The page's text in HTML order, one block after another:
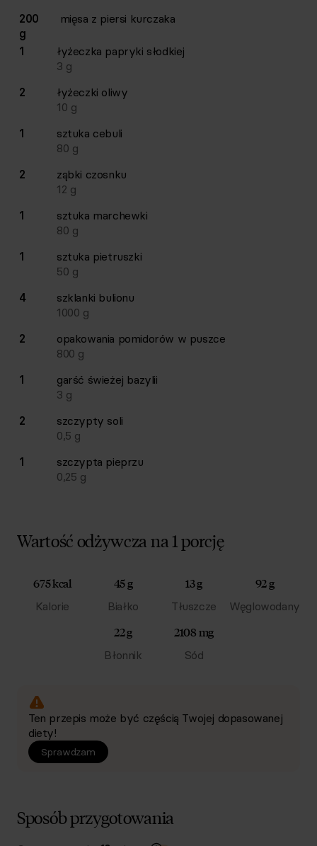
200
g
mięsa z piersi kurczaka
1 łyżeczka papryki słodkiej
3 g
2
łyżeczki oliwy
10 g
1
sztuka cebuli
80 g
2
ząbki czosnku
12 g
1
sztuka marchewki
80 g
1
sztuka pietruszki
50 g
4
szklanki bulionu
1000 g
2
opakowania pomidorów w puszce
800 g
1
garść świeżej bazylii
3 g
2
szczypty soli
0,5 g
1
szczypta pieprzu
0,25 g
Wartość odżywcza na 1 porcję
675 kcal
Kalorie
45 g
Białko
13 g
Tłuszcze
92 g
Węglowodany
22 g
Błonnik
2108 mg
Sód
Ten przepis może być częścią Twojej dopasowanej
diety!
Sprawdzam
Sposób przygotowania